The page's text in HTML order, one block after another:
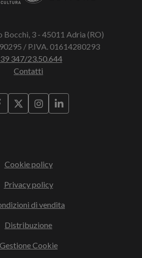
Bocchi, 3 - 45011 Adria (RO)
/ P.IVA. 01614280293
347/23.50.644
Contatti
Cookie policy
Privacy policy
di vendita
Distribuzione
Gestione Cookie